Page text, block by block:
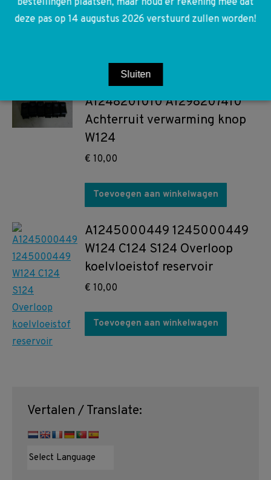
C124
Toevoegen aan winkelwagen
A1248201010 A1298207410
Achterruit verwarming knop
W124
€ 10,00
Toevoegen aan winkelwagen
A1245000449 1245000449
W124 C124 S124 Overloop
koelvloeistof reservoir
€ 10,00
Toevoegen aan winkelwagen
Vertalen / Translate:
deze pas op 14 augustus 2026 verstuurd zullen worden!
Sluiten